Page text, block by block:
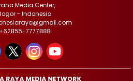
Media Center,
- Indonesia
+62855-7777888
RAYA MEDIA NETWORK